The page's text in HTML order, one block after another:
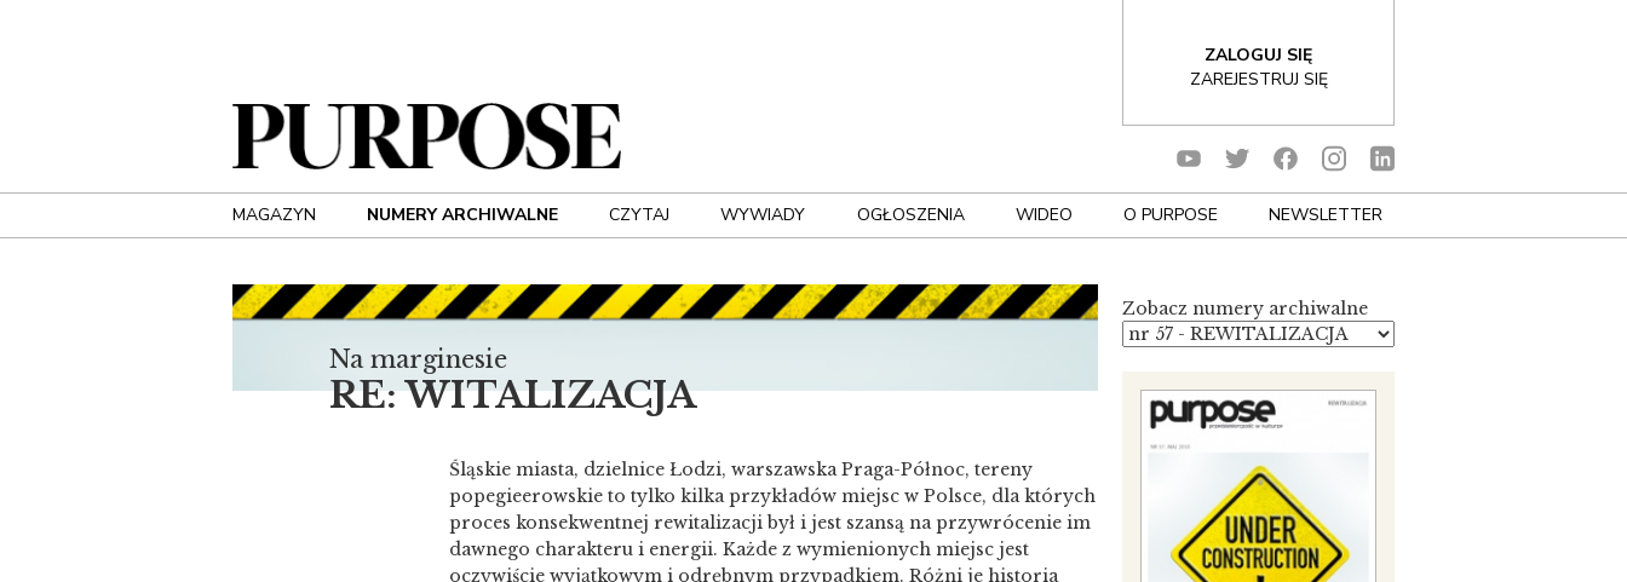
ZALOGUJ SIĘ
ZAREJESTRUJ SIĘ
MAGAZYN NUMERY ARCHIWALNE CZYTAJ WYWIADY OGŁOSZENIA WIDEO O PURPOSE NEWSLETTER
Na marginesie
RE: WITALIZACJA
Śląskie miasta, dzielnice Łodzi, warszawska Praga-Północ, tereny
popegieerowskie to tylko kilka przykładów miejsc w Polsce, dla których
proces konsekwentnej rewitalizacji był i jest szansą na przywrócenie im
dawnego charakteru i energii. Każde z wymienionych miejsc jest
oczywiście wyjątkowym i odrębnym przypadkiem. Różni je historia
Zobacz numery archiwalne